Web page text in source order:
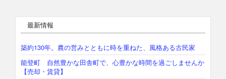
最新情報
築約130年。農の営みとともに時を重ねた、風格ある古民家
能登町 自然豊かな田舎町で、心豊かな時間を過ごしませんか
【売却・賃貸】